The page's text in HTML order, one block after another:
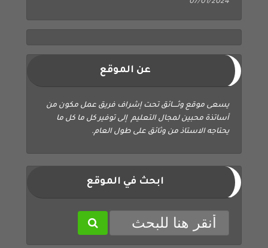
عن الموقع
يسعى موقع وثــــائق تحت إشراف فريق عمل مكون من
أساتذة محبين لمجال التعليم إلى توفير كل ما كل ما
يحتاجه الاستاذ من وثائق على طول العام.
ابحث في الموقع